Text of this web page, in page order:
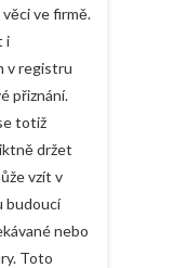
ve firmě.
i
v registru
přiznání.
totiž
držet
vzít v
budoucí
nebo
Toto